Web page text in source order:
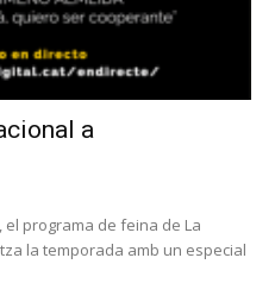
a
programa de feina de La
la temporada amb un especial